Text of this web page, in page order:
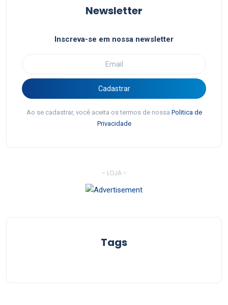
Newsletter
Inscreva-se em nossa newsletter
Cadastrar
Ao se cadastrar, você aceita os termos de nossa Politica de
Privacidade
- LOJA -
Tags